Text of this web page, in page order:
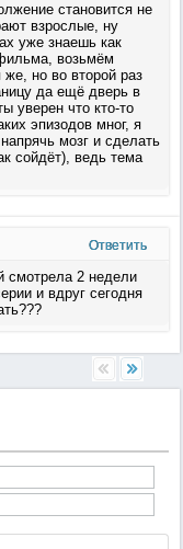
становится не
взрослые, ну
уже знаешь как
возьмём
но во второй раз
да ещё дверь в
уверен что кто-то
эпизодов мног, я
мозг и сделать
сойдёт), ведь тема
Ответить
смотрела 2 недели
и вдруг сегодня